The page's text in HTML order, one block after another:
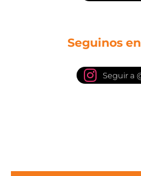
Seguinos
Seguir a